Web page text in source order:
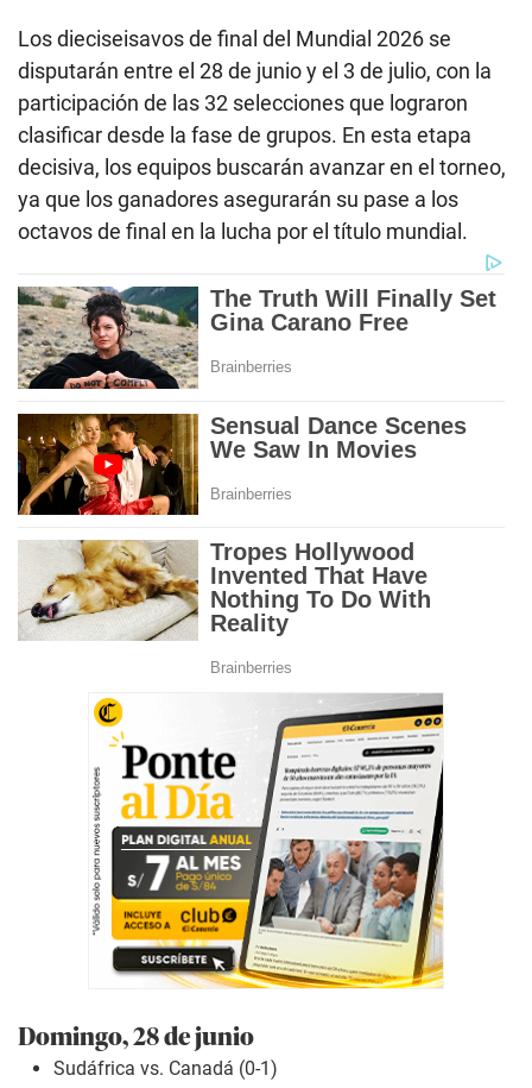
Los dieciseisavos de final del Mundial 2026 se
disputarán entre el 28 de junio y el 3 de julio, con la
participación de las 32 selecciones que lograron
clasificar desde la fase de grupos. En esta etapa
decisiva, los equipos buscarán avanzar en el torneo,
ya que los ganadores asegurarán su pase a los
octavos de final en la lucha por el título mundial.
Domingo, 28 de junio
Sudáfrica vs. Canadá (0-1)